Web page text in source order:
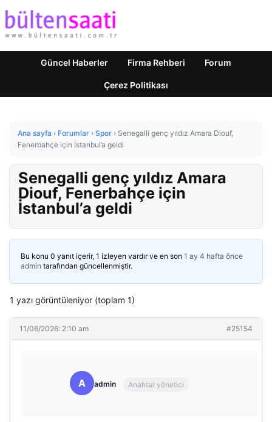
Güncel Haberler Firma Rehberi Forum
Çerez Politikası
Ana sayfa › Forumlar › Spor › Senegalli genç yıldız Amara Diouf,
Fenerbahçe için İstanbul’a geldi
Senegalli genç yıldız Amara
Diouf, Fenerbahçe için
İstanbul’a geldi
Bu konu 0 yanıt içerir, 1 izleyen vardır ve en son 1 ay 4 hafta önce
admin tarafından güncellenmiştir.
1 yazı görüntüleniyor (toplam 1)
11/06/2026: 2:10 am #25154
A admin Anahtar yönetici